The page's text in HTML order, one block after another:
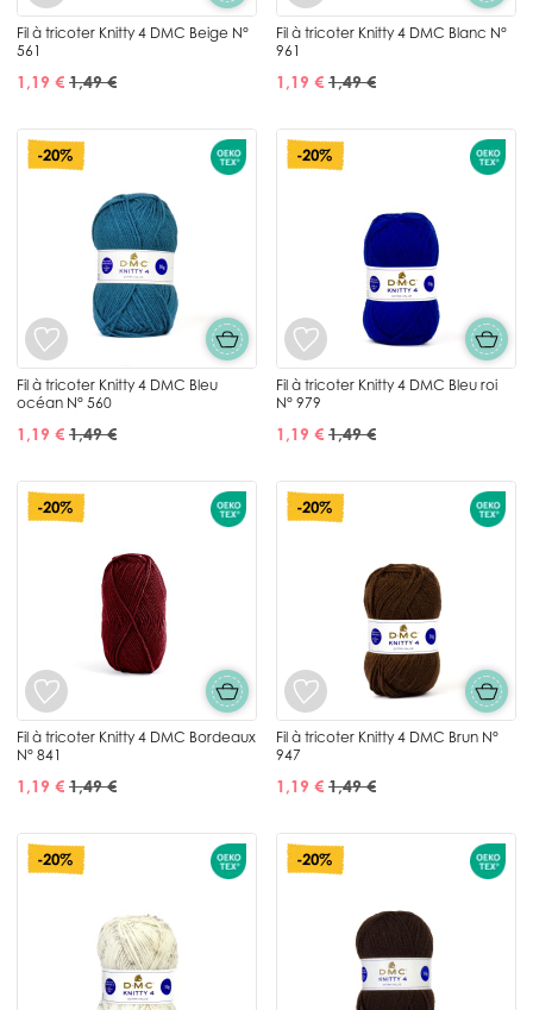
Fil à tricoter Knitty 4 DMC Beige N°
561
1,19 € 1,49 €
Fil à tricoter Knitty 4 DMC Blanc N°
961
1,19 € 1,49 €
-20%
Fil à tricoter Knitty 4 DMC Bleu
océan N° 560
1,19 € 1,49 €
-20%
Fil à tricoter Knitty 4 DMC Bleu roi
N° 979
1,19 € 1,49 €
-20%
Fil à tricoter Knitty 4 DMC Bordeaux
N° 841
1,19 € 1,49 €
-20%
Fil à tricoter Knitty 4 DMC Brun N°
947
1,19 € 1,49 €
-20% -20%